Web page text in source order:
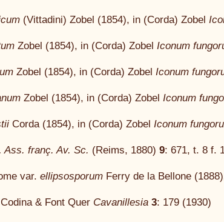
(Vittadini) Zobel (1854), in (Corda) Zobel
Zobel (1854), in (Corda) Zobel Iconum
Zobel (1854), in (Corda) Zobel Iconum
Zobel (1854), in (Corda) Zobel Iconum
Corda (1854), in (Corda) Zobel Iconum
Ass. franç. Av. Sc. (Reims, 1880) 9: 671, t. 8 f.
var. ellipsosporum Ferry de la Bellone
& Font Quer Cavanillesia 3: 179 (1930)